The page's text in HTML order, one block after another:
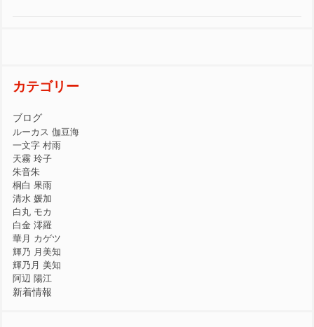
カテゴリー
ブログ
ルーカス 伽豆海
一文字 村雨
天霧 玲子
朱音朱
桐白 果雨
清水 媛加
白丸 モカ
白金 澪羅
華月 カゲツ
輝乃 月美知
輝乃月 美知
阿辺 陽江
新着情報